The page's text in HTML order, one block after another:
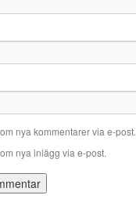
nya kommentarer via e-post.
nya inlägg via e-post.